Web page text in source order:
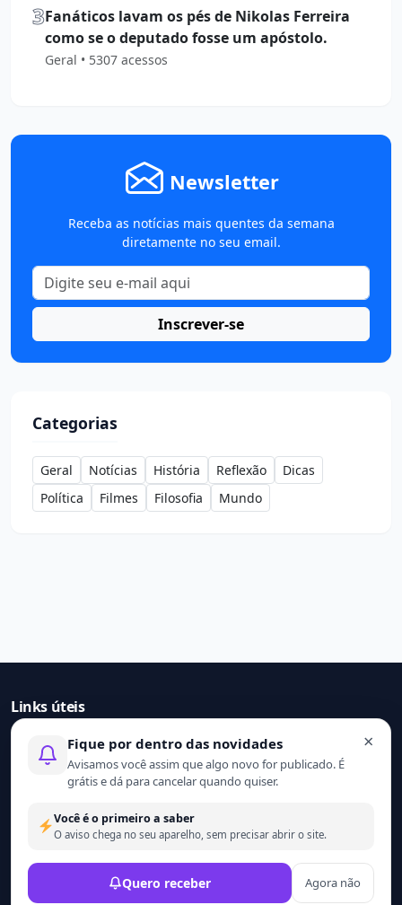
3Fanáticos lavam os pés de Nikolas Ferreira
como se o deputado fosse um apóstolo.
Geral • 5307 acessos
Newsletter
Receba as notícias mais quentes da semana
diretamente no seu email.
Inscrever-se
Categorias
Geral Notícias História Reflexão
Dicas
Política
Filmes Filosofia Mundo
Links úteis
Início
Contato
Sobre nós
Termo de uso
Política de privacidade
© 2021 - 2026 Ler mais. Todos os direitos reservados.
Desenvolvido porWesley Catula.
×
Fique por dentro das novidades
Avisamos você assim que algo novo for publicado. É
grátis e dá para cancelar quando quiser.
Você é o primeiro a saber
O aviso chega no seu aparelho, sem precisar abrir o site.
Quero receber Agora não